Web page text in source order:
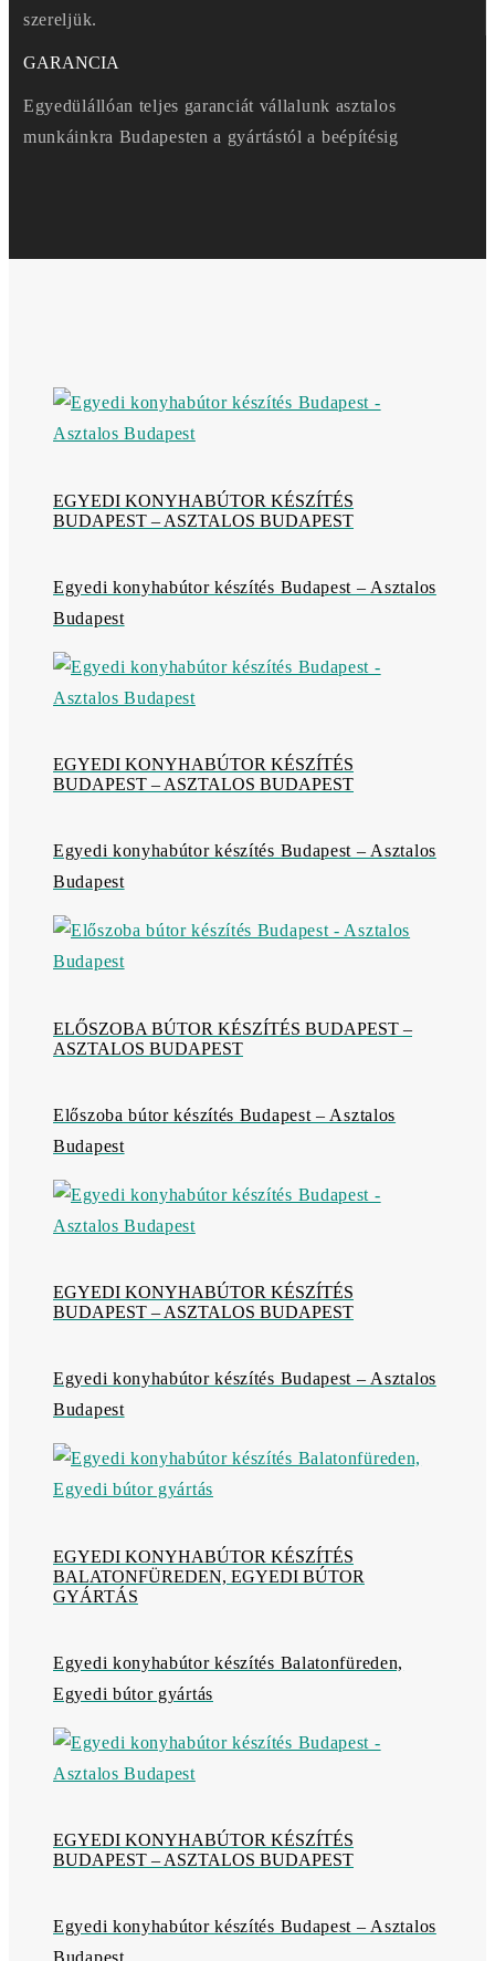
szereljük.
GARANCIA
Egyedülállóan teljes garanciát vállalunk asztalos
munkáinkra Budapesten a gyártástól a beépítésig
EGYEDI KONYHABÚTOR KÉSZÍTÉS
BUDAPEST – ASZTALOS BUDAPEST
Egyedi konyhabútor készítés Budapest – Asztalos
Budapest
EGYEDI KONYHABÚTOR KÉSZÍTÉS
BUDAPEST – ASZTALOS BUDAPEST
Egyedi konyhabútor készítés Budapest – Asztalos
Budapest
ELŐSZOBA BÚTOR KÉSZÍTÉS BUDAPEST –
ASZTALOS BUDAPEST
Előszoba bútor készítés Budapest – Asztalos
Budapest
EGYEDI KONYHABÚTOR KÉSZÍTÉS
BUDAPEST – ASZTALOS BUDAPEST
Egyedi konyhabútor készítés Budapest – Asztalos
Budapest
EGYEDI KONYHABÚTOR KÉSZÍTÉS
BALATONFÜREDEN, EGYEDI BÚTOR
GYÁRTÁS
Egyedi konyhabútor készítés Balatonfüreden,
Egyedi bútor gyártás
EGYEDI KONYHABÚTOR KÉSZÍTÉS
BUDAPEST – ASZTALOS BUDAPEST
Egyedi konyhabútor készítés Budapest – Asztalos